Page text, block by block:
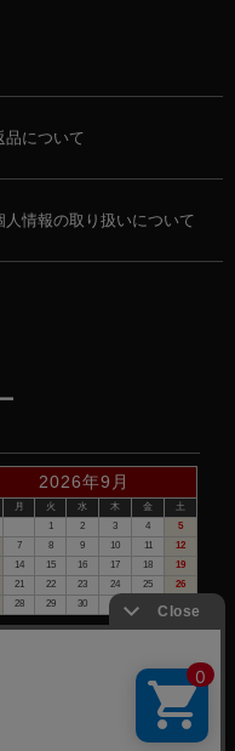
品について
人情報の取り扱いについて
2026年9月
月 火 水 木 金
土
1
2 3 4
5
7 8 9 10 11
12
14 15 16 17 18
19
21 22 23 24 25
26
28 29 30
は、お休みさせて頂いて